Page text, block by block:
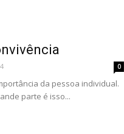
0
da pessoa individual.
parte é isso...